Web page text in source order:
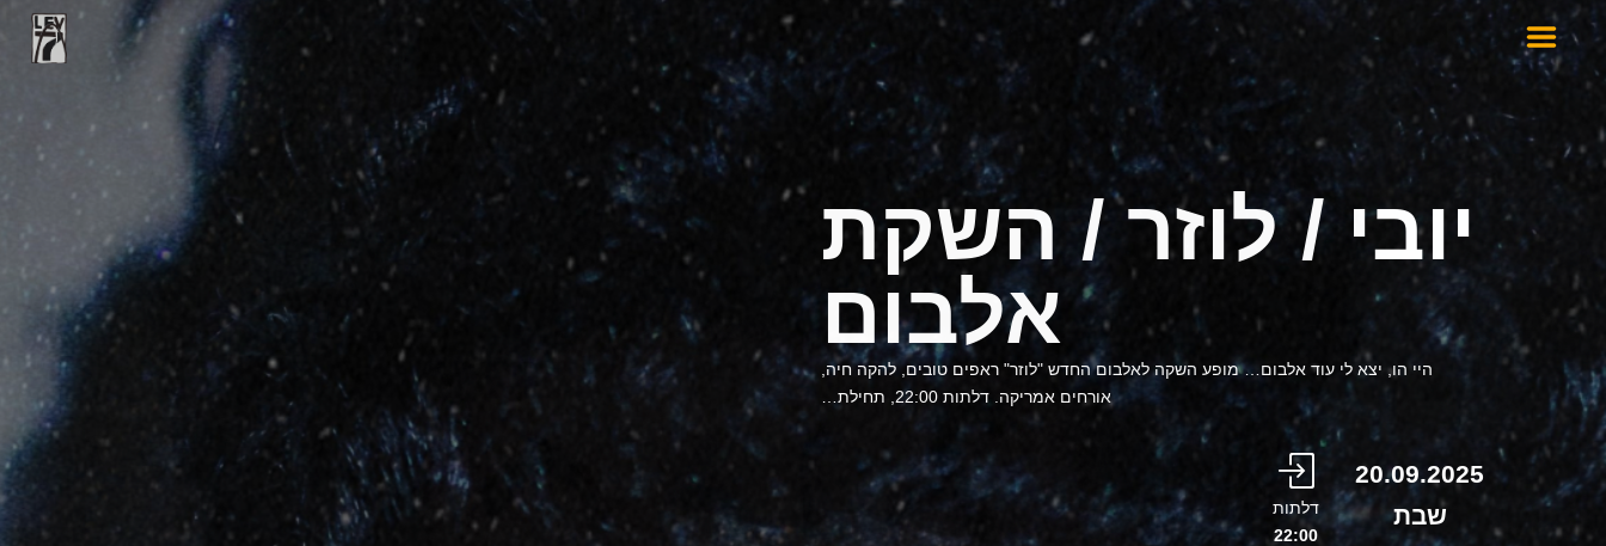
יובי / לוזר / השקת
אלבום
היי הו, יצא לי עוד אלבום… מופע השקה לאלבום החדש "לוזר" ראפים טובים, להקה חיה,
אורחים אמריקה. דלתות 22:00, תחילת…
20.09.2025
שבת
דלתות
22:00